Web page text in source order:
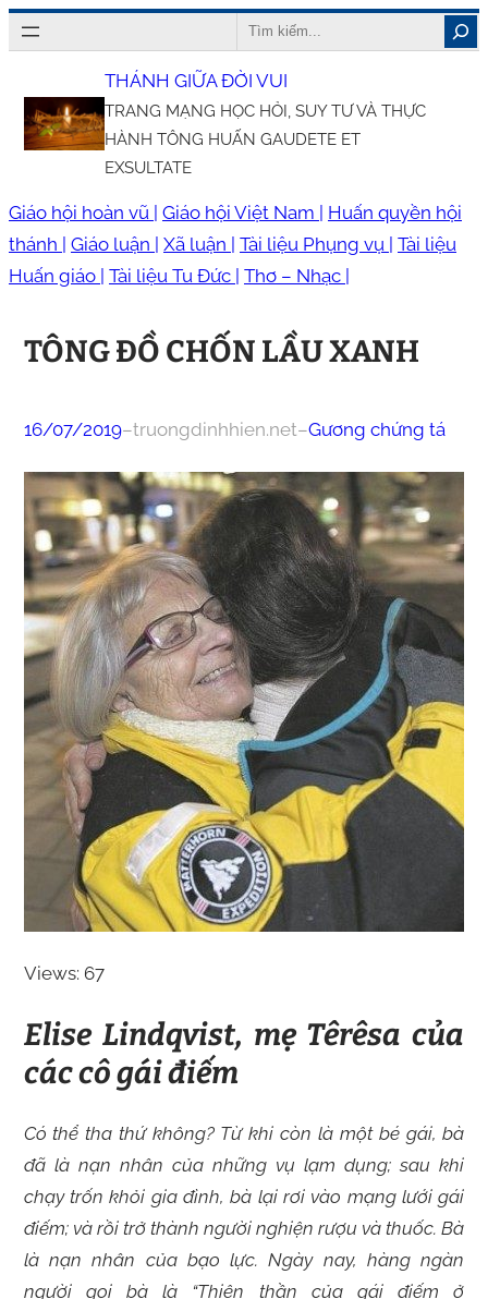
Chuyển
đến
nội
dung
Search
THÁNH GIỮA ĐỜI VUI
TRANG MẠNG HỌC HỎI, SUY TƯ VÀ THỰC
HÀNH TÔNG HUẤN GAUDETE ET
EXSULTATE
Giáo hội hoàn vũ | Giáo hội Việt Nam | Huấn quyền hội
thánh | Giáo luận | Xã luận | Tài liệu Phụng vụ | Tài liệu
Huấn giáo | Tài liệu Tu Đức | Thơ – Nhạc |
TÔNG ĐỒ CHỐN LẦU XANH
16/07/2019–truongdinhhien.net–Gương chứng tá
Views: 67
Elise Lindqvist, mẹ Têrêsa của
các cô gái điếm
Có thể tha thứ không? Từ khi còn là một bé gái, bà
đã là nạn nhân của những vụ lạm dụng; sau khi
chạy trốn khỏi gia đình, bà lại rơi vào mạng lưới gái
điếm; và rồi trở thành người nghiện rượu và thuốc. Bà
là nạn nhân của bạo lực. Ngày nay, hàng ngàn
người gọi bà là “Thiên thần của gái điếm ở